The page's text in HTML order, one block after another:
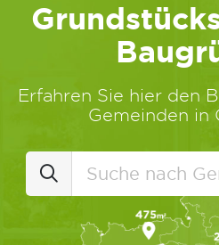
Erfahren Sie hier den
Gemeinden in